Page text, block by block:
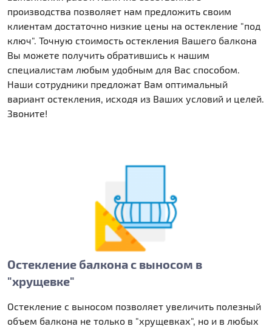
производства позволяет нам предложить своим
клиентам достаточно низкие цены на остекление "под
ключ". Точную стоимость остекления Вашего балкона
Вы можете получить обратившись к нашим
специалистам любым удобным для Вас способом.
Наши сотрудники предложат Вам оптимальный
вариант остекления, исходя из Ваших условий и целей.
Звоните!
Остекление балкона с выносом в
"хрущевке"
Остекление с выносом позволяет увеличить полезный
объем балкона не только в "хрущевках", но и в любых